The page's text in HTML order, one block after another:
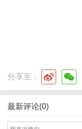
分享至：
最新评论(0)